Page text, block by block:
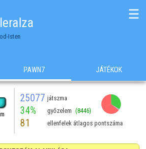
Isten
☰
PAWN7 JÁTÉKOK
25077 játszma
34% győzelem (8446)
81 ellenfelek átlagos pontszáma